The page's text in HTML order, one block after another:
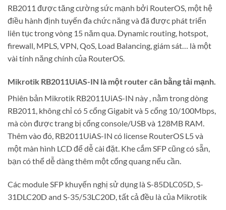
RB2011 được tăng cường sức mạnh bởi RouterOS, một hệ
điều hành định tuyến đa chức năng và đã được phát triển
liên tục trong vòng 15 năm qua. Dynamic routing, hotspot,
firewall, MPLS, VPN, QoS, Load Balancing, giám sát… là một
vài tính năng chính của RouterOS.
Mikrotik RB2011UiAS-IN là một router cân bằng tải mạnh.
Phiên bản Mikrotik RB2011UiAS-IN này , nằm trong dòng
RB2011, không chỉ có 5 cổng Gigabit và 5 cổng 10/100Mbps,
mà còn được trang bị cổng console/USB và 128MB RAM.
Thêm vào đó, RB2011UiAS-IN có license RouterOS L5 và
một màn hình LCD để dễ cài đặt. Khe cắm SFP cũng có sẵn,
bạn có thể dễ dàng thêm một cổng quang nếu cần.
Các module SFP khuyến nghị sử dụng là S-85DLC05D, S-
31DLC20D and S-35/53LC20D, tất cả đều là của Mikrotik